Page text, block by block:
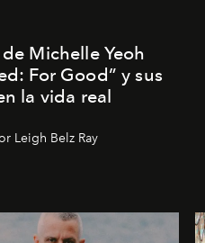
Michelle Yeoh
For Good” y sus
la vida real
Leigh Belz Ray